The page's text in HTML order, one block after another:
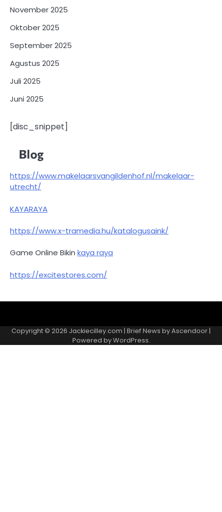
November 2025
Oktober 2025
September 2025
Agustus 2025
Juli 2025
Juni 2025
[disc_snippet]
Blog
https://www.makelaarsvangildenhof.nl/makelaar-
utrecht/
KAYARAYA
https://www.x-tramedia.hu/katalogusaink/
Game Online Bikin kaya raya
https://excitestores.com/
Privasi
Kami
Copyright © 2026 Jackiecilley.com | Brief News byAscendoor |
Powered byWordPress.